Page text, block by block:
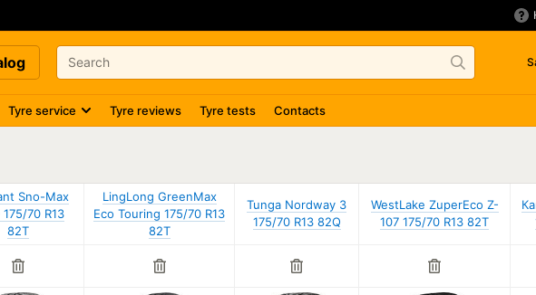
Tyre service Tyre reviews Tyre tests Contacts
Sno-Max
70 R13
82T
LingLong GreenMax
Eco Touring 175/70 R13
82T
Tunga Nordway 3
175/70 R13 82Q
WestLake ZuperEco Z-
107 175/70 R13 82T